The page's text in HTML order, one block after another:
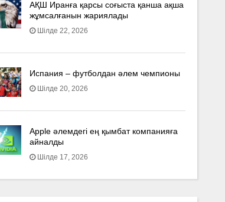
АҚШ Иранға қарсы соғыста қанша ақша
жұмсалғанын жариялады
Шілде 22, 2026
Испания – футболдан әлем чемпионы
Шілде 20, 2026
Apple әлемдегі ең қымбат компанияға
айналды
Шілде 17, 2026